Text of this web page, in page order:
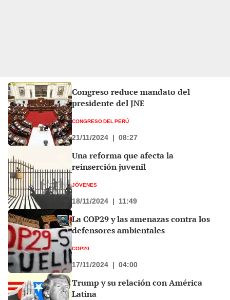
Congreso reduce mandato del
presidente del JNE
CONGRESO DEL PERÚ
21/11/2024 | 08:27
Una reforma que afecta la
reinserción juvenil
JÓVENES
18/11/2024 | 11:49
La COP29 y las amenazas contra los
defensores ambientales
COP20
17/11/2024 | 04:00
Trump y su relación con América
Latina